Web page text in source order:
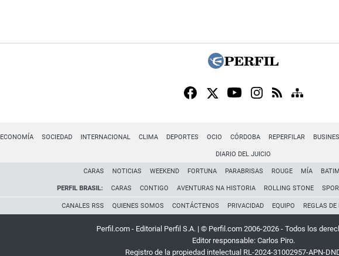
ECONOMÍA SOCIEDAD INTERNACIONAL CLIMA DEPORTES OCIO CÓRDOBA REPERFILAR
DIARIO DEL JUICIO
CARAS NOTICIAS WEEKEND FORTUNA PARABRISAS ROUGE MÍA
PERFIL BRASIL: CARAS CONTIGO AVENTURAS NA HISTORIA ROLLING STONE
CANALES RSS QUIENES SOMOS CONTÁCTENOS PRIVACIDAD EQUIPO REGLAS DE
Perfil.com - Editorial Perfil S.A. | © Perfil.com 2006-2026 - Todos los
Editor responsable: Carlos Piro.
Registro de la propiedad intelectual RL-2024-31002957-APN-